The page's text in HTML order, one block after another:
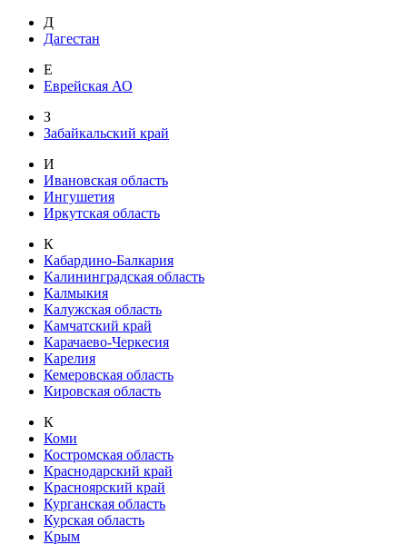
Д
Дагестан
Е
Еврейская АО
З
Забайкальский край
И
Ивановская область
Ингушетия
Иркутская область
К
Кабардино-Балкария
Калининградская область
Калмыкия
Калужская область
Камчатский край
Карачаево-Черкесия
Карелия
Кемеровская область
Кировская область
К
Коми
Костромская область
Краснодарский край
Красноярский край
Курганская область
Курская область
Крым